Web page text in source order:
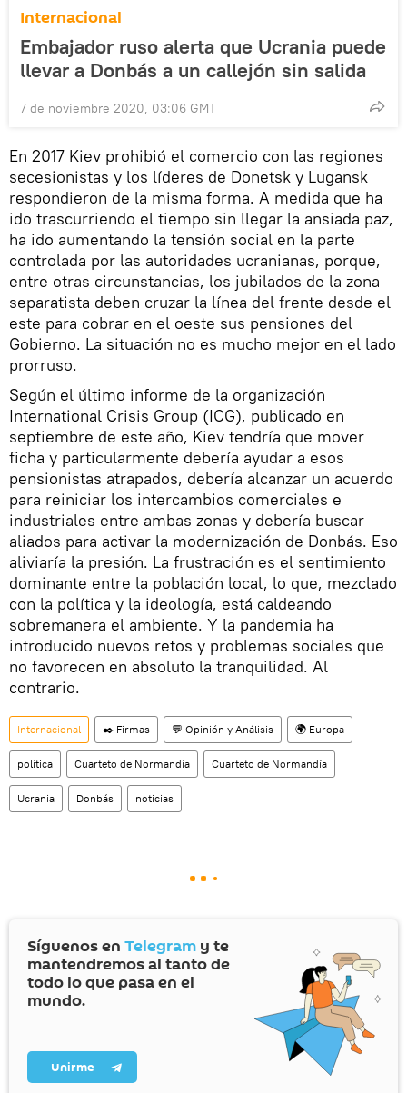
Internacional
Embajador ruso alerta que Ucrania puede
llevar a Donbás a un callejón sin salida
7 de noviembre 2020, 03:06 GMT
En 2017 Kiev prohibió el comercio con las regiones
secesionistas y los líderes de Donetsk y Lugansk
respondieron de la misma forma. A medida que ha
ido trascurriendo el tiempo sin llegar la ansiada paz,
ha ido aumentando la tensión social en la parte
controlada por las autoridades ucranianas, porque,
entre otras circunstancias, los jubilados de la zona
separatista deben cruzar la línea del frente desde el
este para cobrar en el oeste sus pensiones del
Gobierno. La situación no es mucho mejor en el lado
prorruso.
Según el último informe de la organización
International Crisis Group (ICG), publicado en
septiembre de este año, Kiev tendría que mover
ficha y particularmente debería ayudar a esos
pensionistas atrapados, debería alcanzar un acuerdo
para reiniciar los intercambios comerciales e
industriales entre ambas zonas y debería buscar
aliados para activar la modernización de Donbás. Eso
aliviaría la presión. La frustración es el sentimiento
dominante entre la población local, lo que, mezclado
con la política y la ideología, está caldeando
sobremanera el ambiente. Y la pandemia ha
introducido nuevos retos y problemas sociales que
no favorecen en absoluto la tranquilidad. Al
contrario.
Internacional ✒️ Firmas 💬 Opinión y Análisis 🌍 Europa
política Cuarteto de Normandía Cuarteto de Normandía
Ucrania Donbás noticias
Síguenos en Telegram y te
mantendremos al tanto de
todo lo que pasa en el
mundo.
Unirme